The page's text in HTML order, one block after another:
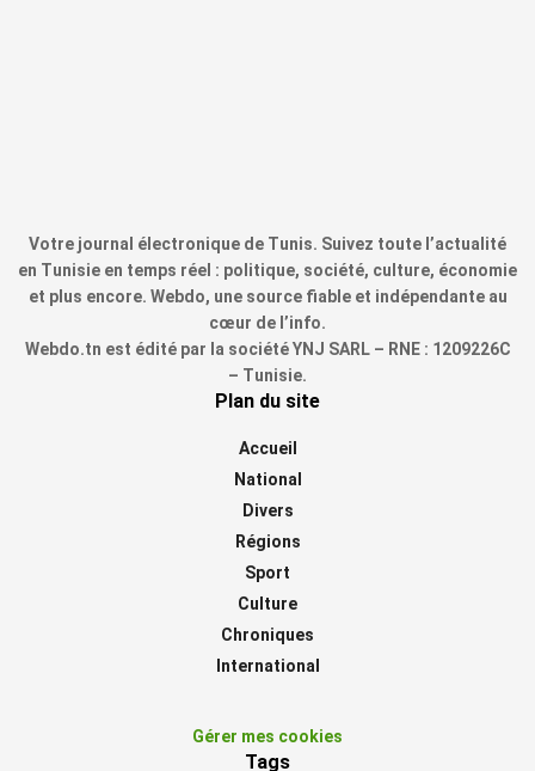
Votre journal électronique de Tunis. Suivez toute l’actualité
en Tunisie en temps réel : politique, société, culture, économie
et plus encore. Webdo, une source fiable et indépendante au
cœur de l’info.
Webdo.tn est édité par la société YNJ SARL – RNE : 1209226C
– Tunisie.
Plan du site
Accueil
National
Divers
Régions
Sport
Culture
Chroniques
International
Gérer mes cookies
Tags